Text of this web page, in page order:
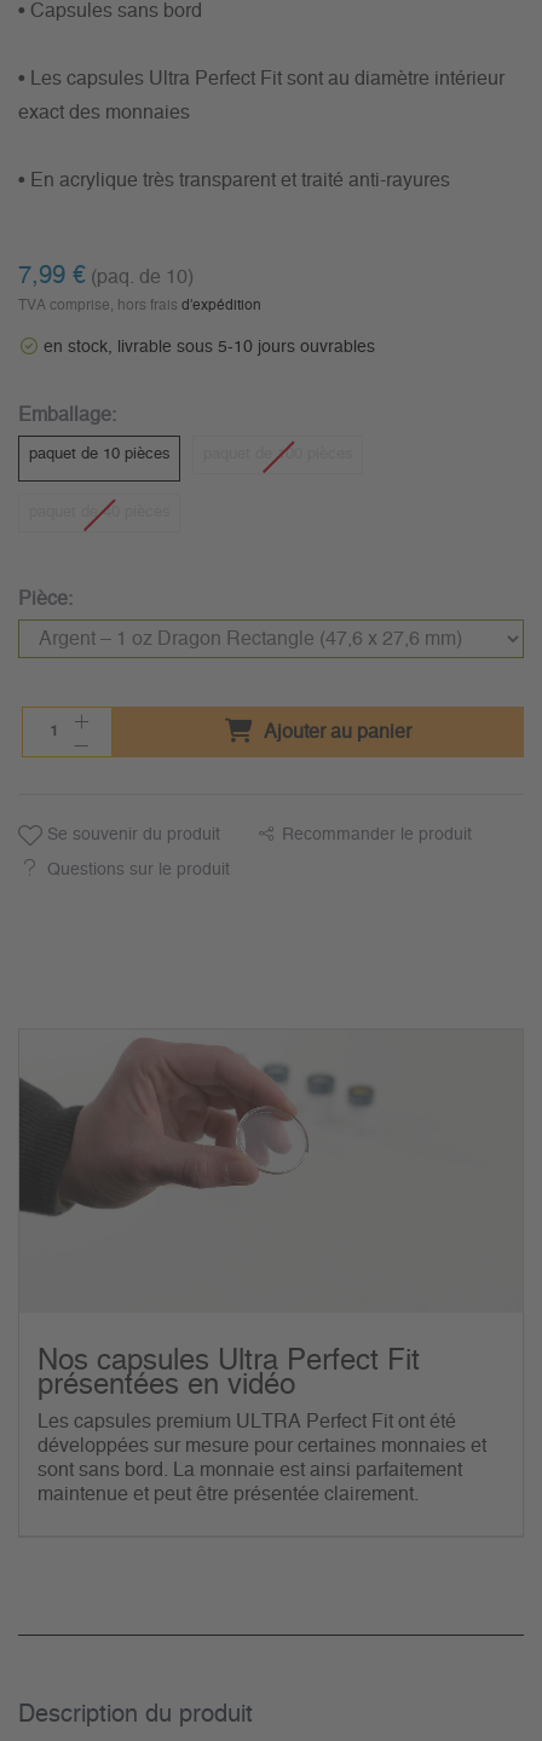
• Capsules sans bord
• Les capsules Ultra Perfect Fit sont au diamètre intérieur
exact des monnaies
• En acrylique très transparent et traité anti-rayures
7,99 € (paq. de 10)
TVA comprise, hors frais d'expédition
en stock, livrable sous 5-10 jours ouvrables
Emballage:
paquet de 10 pièces paquet de 100 pièces
paquet de 40 pièces
Pièce:
Ajouter au panier
Se souvenir du produit Recommander le produit
Questions sur le produit
Nos capsules Ultra Perfect Fit
présentées en vidéo
Les capsules premium ULTRA Perfect Fit ont été
développées sur mesure pour certaines monnaies et
sont sans bord. La monnaie est ainsi parfaitement
maintenue et peut être présentée clairement.
Description du­ produit